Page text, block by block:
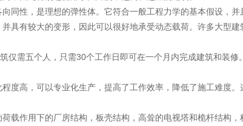
同性，是理想的弹性体。它符合一般工程力学的基本假设，并
具有较大的变形，因此可以很好地承受动态载荷。许多大型
仅需五个人，只需30个工作日即可在一个月内完成建筑和装
度高，可以专业化生产，提高了工作效率，降低了施工难度。
载作用下的厂房结构，板壳结构，高耸的电视塔和桅杆结构